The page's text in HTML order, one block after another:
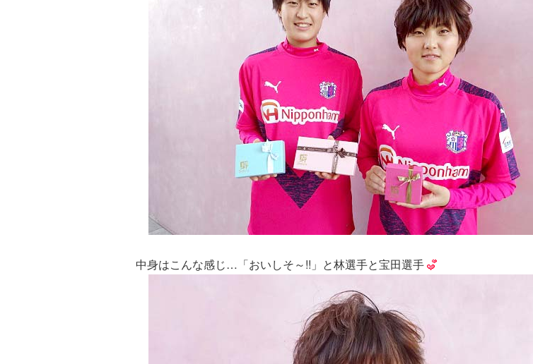
中身はこんな感じ…「おいしそ～!!」と林選手と宝田選手